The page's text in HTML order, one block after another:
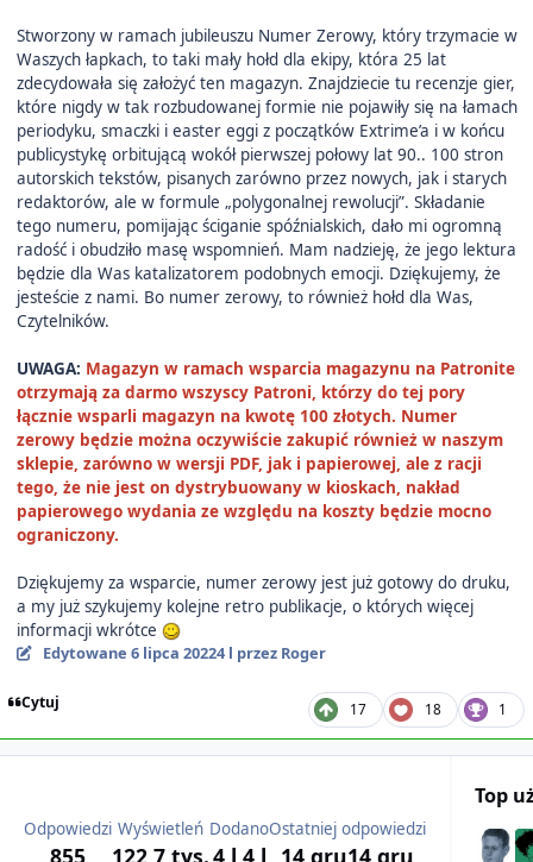
Stworzony w ramach jubileuszu Numer Zerowy, który trzymacie w
Waszych łapkach, to taki mały hołd dla ekipy, która 25 lat
zdecydowała się założyć ten magazyn. Znajdziecie tu recenzje gier,
które nigdy w tak rozbudowanej formie nie pojawiły się na łamach
periodyku, smaczki i easter eggi z początków Extrime’a i w końcu
publicystykę orbitującą wokół pierwszej połowy lat 90.. 100 stron
autorskich tekstów, pisanych zarówno przez nowych, jak i starych
redaktorów, ale w formule „polygonalnej rewolucji”. Składanie
tego numeru, pomijając ściganie spóźnialskich, dało mi ogromną
radość i obudziło masę wspomnień. Mam nadzieję, że jego lektura
będzie dla Was katalizatorem podobnych emocji. Dziękujemy, że
jesteście z nami. Bo numer zerowy, to również hołd dla Was,
Czytelników.
UWAGA: Magazyn w ramach wsparcia magazynu na Patronite
otrzymają za darmo wszyscy Patroni, którzy do tej pory
łącznie wsparli magazyn na kwotę 100 złotych. Numer
zerowy będzie można oczywiście zakupić również w naszym
sklepie, zarówno w wersji PDF, jak i papierowej, ale z racji
tego, że nie jest on dystrybuowany w kioskach, nakład
papierowego wydania ze względu na koszty będzie mocno
ograniczony.
Dziękujemy za wsparcie, numer zerowy jest już gotowy do druku,
a my już szykujemy kolejne retro publikacje, o których więcej
informacji wkrótce
Edytowane 6 lipca 20224 l przez Roger
Cytuj 17 18 1
Odpowiedzi Wyświetleń DodanoOstatniej odpowiedzi
Top